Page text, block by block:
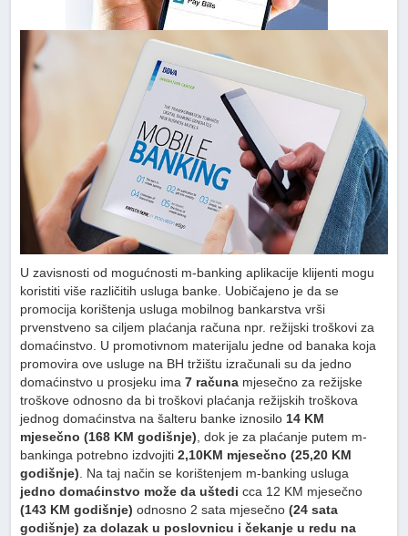
U zavisnosti od mogućnosti m-banking aplikacije klijenti mogu
koristiti više različitih usluga banke. Uobičajeno je da se
promocija korištenja usluga mobilnog bankarstva vrši
prvenstveno sa ciljem plaćanja računa npr. režijski troškovi za
domaćinstvo. U promotivnom materijalu jedne od banaka koja
promovira ove usluge na BH tržištu izračunali su da jedno
domaćinstvo u prosjeku ima7 računa mjesečno za režijske
troškove odnosno da bi troškovi plaćanja režijskih troškova
jednog domaćinstva na šalteru banke iznosilo 14 KM
mjesečno (168 KM godišnje) , dok je za plaćanje putem m-
bankinga potrebno izdvojiti2,10KM mjesečno (25,20 KM
godišnje) . Na taj način se korištenjem m-banking usluga
jedno domaćinstvo može da uštedi cca 12 KM mjesečno
(143 KM godišnje) odnosno 2 sata mjesečno (24 sata
godišnje) za dolazak u poslovnicu i čekanje u redu na